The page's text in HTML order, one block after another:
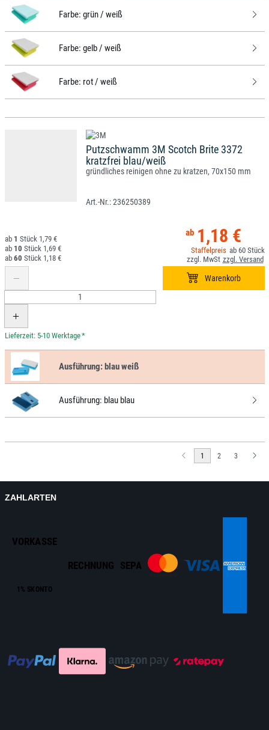
Farbe: grün / weiß
Farbe: gelb / weiß
Farbe: rot / weiß
Putzschwamm 3M Scotch Brite 3372
kratzfrei blau/weiß
gründliches reinigen ohne zu kratzen, 70x150 mm
236250389
1,18 €
60
1
1,79 €
10
1,69 €
60
1,18 €
*
Ausführung:blau weiß
Ausführung: blau blau
1 2 3
ZAHLARTEN
VORKASSE
1% SKONTO
RECHNUNG SEPA